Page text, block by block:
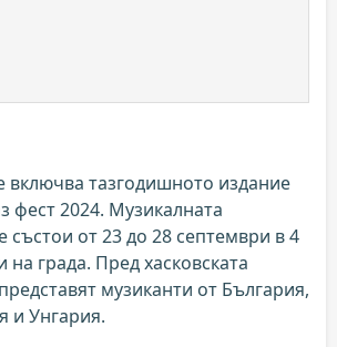
включва тазгодишното издание
фест 2024. Музикалната
състои от 23 до 28 септември в 4
на града. Пред хасковската
музиканти от България,
и Унгария.